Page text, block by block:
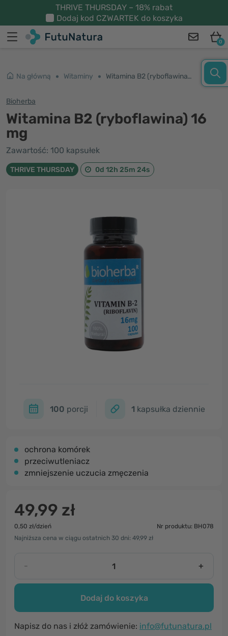
THRIVE THURSDAY – 18% rabat
Dodaj kod CZWARTEK do koszyka
0
Na główną Witaminy Witamina B2 (ryboflawina) 16 mg
Bioherba
Witamina B2 (ryboflawina) 16
mg
Zawartość: 100 kapsułek
THRIVE THURSDAY 0d 12h 25m 23s
100 porcji 1 kapsułka dziennie
ochrona komórek
przeciwutleniacz
zmniejszenie uczucia zmęczenia
49,99 zł
0,50 zł/dzień
Nr produktu: BH078
Najniższa cena w ciągu ostatnich 30 dni: 49,99 zł
- +
Dodaj do koszyka
Napisz do nas i złóż zamówienie: info@futunatura.pl